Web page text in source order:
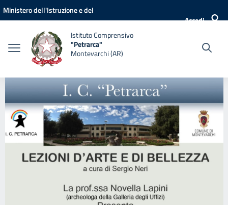
Vai ai contenuti
Vai al menu di navigazione
Vai al footer
Ministero dell'Istruzione e del
Accedi
Istituto Comprensivo
"Petrarca"
Montevarchi (AR)